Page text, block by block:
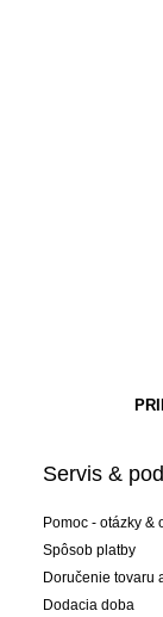
Servis &
Pomoc - otázky &
Spôsob platby
Doručenie tovaru
Dodacia doba